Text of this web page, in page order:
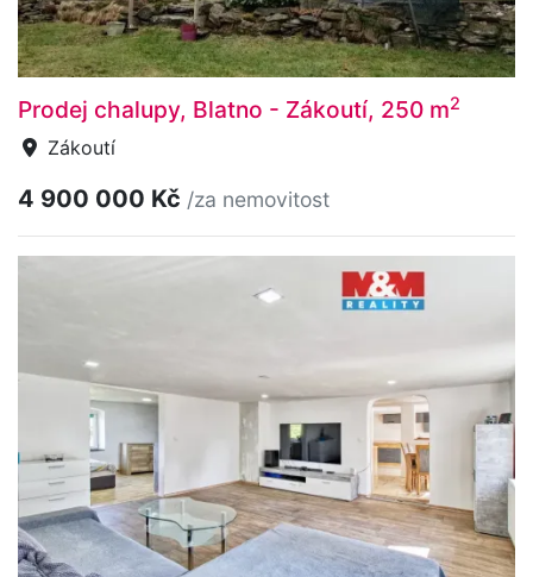
Prodej chalupy, Blatno - Zákoutí, 250 m2
Zákoutí
4 900 000 Kč /za nemovitost